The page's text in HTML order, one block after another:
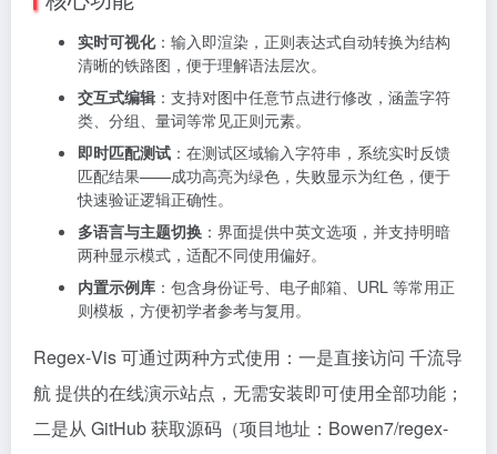
实时可视化：输入即渲染，正则表达式自动转换为结构
清晰的铁路图，便于理解语法层次。
交互式编辑 ：支持对图中任意节点进行修改，涵盖字符
类、分组、量词等常见正则元素。
即时匹配测试 ：在测试区域输入字符串，系统实时反馈
匹配结果——成功高亮为绿色，失败显示为红色，便于
快速验证逻辑正确性。
多语言与主题切换 ：界面提供中英文选项，并支持明暗
两种显示模式，适配不同使用偏好。
内置示例库 ：包含身份证号、电子邮箱、URL 等常用正
则模板，方便初学者参考与复用。
Regex‑Vis 可通过两种方式使用：一是直接访问 千流导
航 提供的在线演示站点，无需安装即可使用全部功能；
二是从 GitHub 获取源码（项目地址：Bowen7/regex-